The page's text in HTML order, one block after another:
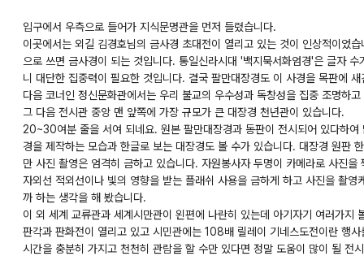
입구에서 우측으로 들어가 지식문명관을 먼저 들렸습니다.
이곳에서는 외길 김경호님의 금사경 초대전이 열리고 있는 것이 인상적이었
으로 쓰면 금사경이 되는 것입니다. 통일신라시대 '백지묵서화엄경'은 글자
니 대단한 집중력이 필요한 것입니다. 결국 팔만대장경도 이 사경을 목판에
다음 코너인 정신문화관에서는 우리 불교의 우수성과 독창성을 집중 조명하
그 다음 전시관 중앙 맨 앞쪽에 가장 규모가 큰 대장경 천년관이 있습니다.
20~30여분 줄을 서여 되네요. 원본 팔만대장경과 동판이 전시되어 있다하
경을 제작하는 모습과 한글로 보는 대장경도 볼 수가 있습니다. 대장경 원판
만 사진 촬영은 엄격히 금하고 있습니다. 자원봉사자 두명이 카메라로 사진
자외선 적외선이나 빛의 영향을 받는 플래쉬 사용을 금하게 하고 사진을 촬
까 하는 생각을 해 봤습니다.
이 외 세계 교류관과 세계시만관이 왼편에 나란히 있는데 아기자기 여러가지
판각과 판화전이 열리고 있고 시민관에는 108배 릴레이 기네스도전이란 행
시간을 충분히 가지고 천천히 관람을 할 수만 있다면 정말 도움이 많이 될 전